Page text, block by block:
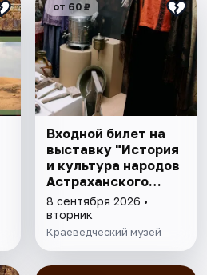
от 60 ₽
Входной билет на
выставку "История
и культура народов
Астраханского
края"
8 сентября 2026 •
вторник
Краеведческий музей